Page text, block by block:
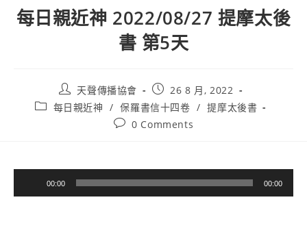
每日親近神 2022/08/27 提摩太後
書 第5天
天聲傳播協會
26 8 月, 2022
每日親近神 / 保羅書信十四卷 / 提摩太後書
0 Comments
訊
00:00 00:00